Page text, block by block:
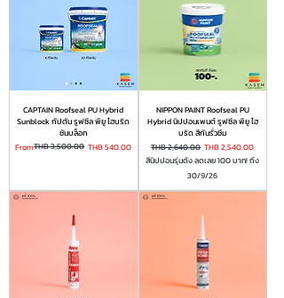
CAPTAIN Roofseal PU Hybrid
Sunblock กัปตัน รูฟซีล พียู ไฮบริด
ซันบล็อก
From
Regular Price
THB 3,500.00 THB 540.00
Sale Price
NIPPON PAINT Roofseal PU
Hybrid นิปปอนเพนต์ รูฟซีล พียู ไฮ
บริด สีกันรั่วซึม
Regular Price
THB 2,640.00 Sale Price
THB 2,540.00
สีนิปปอนรุ่นดัง ลดเลย 100 บาท! ถึง
30/9/26